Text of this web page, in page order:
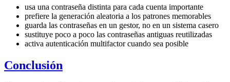
usa una contraseña distinta para cada cuenta importante
prefiere la generación aleatoria a los patrones memorables
guarda las contraseñas en un gestor, no en un sistema casero
sustituye poco a poco las contraseñas antiguas reutilizadas
activa autenticación multifactor cuando sea posible
Conclusión